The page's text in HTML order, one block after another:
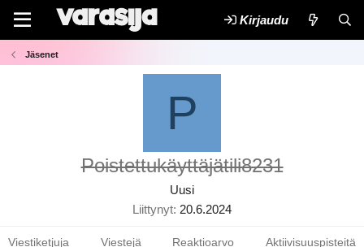
Kirjaudu
Jäsenet
P
Poistettukäyttäjätili8231
Uusi
Liittynyt 20.6.2024
Viestiketjuja Viestejä Reaktioarvo Aktiivisuuspisteitä